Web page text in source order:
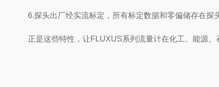
6.探头出厂经实流标定，所有标定数据和零偏储存在探
正是这些特性，让FLUXUS系列流量计在化工、能源、